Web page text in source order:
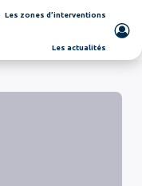
Les zones d’interventions
Les actualités